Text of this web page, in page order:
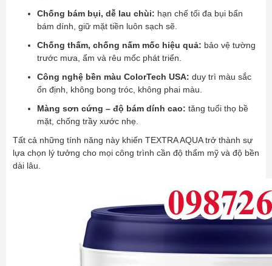
Chống bám bụi, dễ lau chùi: hạn chế tối đa bụi bẩn
bám dính, giữ mặt tiền luôn sạch sẽ.
Chống thấm, chống nấm mốc hiệu quả: bảo vệ tường
trước mưa, ẩm và rêu mốc phát triển.
Công nghệ bền màu ColorTech USA: duy trì màu sắc
ổn định, không bong tróc, không phai màu.
Màng sơn cứng – độ bám dính cao: tăng tuổi thọ bề
mặt, chống trầy xước nhẹ.
Tất cả những tính năng này khiến TEXTRA AQUA trở thành sự
lựa chọn lý tưởng cho mọi công trình cần độ thẩm mỹ và độ bền
dài lâu.